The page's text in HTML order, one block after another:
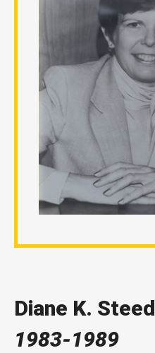
Diane K. Steed
1983-1989